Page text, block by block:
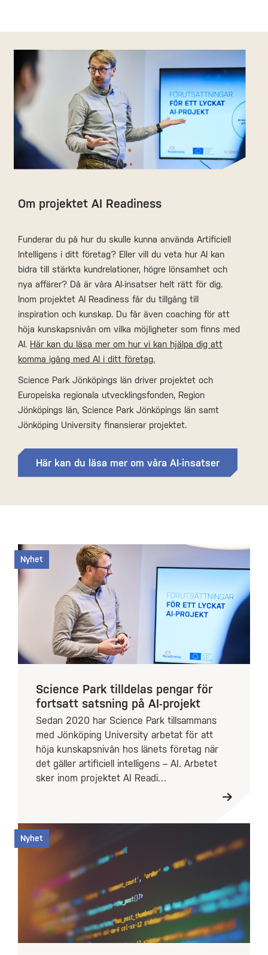
Om projektet AI Readiness
Funderar du på hur du skulle kunna använda Artificiell
Intelligens i ditt företag? Eller vill du veta hur AI kan
bidra till stärkta kundrelationer, högre lönsamhet och
nya affärer? Då är våra AI-insatser helt rätt för dig.
Inom projektet AI Readiness får du tillgång till
inspiration och kunskap. Du får även coaching för att
höja kunskapsnivån om vilka möjligheter som finns med
AI. Här kan du läsa mer om hur vi kan hjälpa dig att
komma igång med AI i ditt företag.
Science Park Jönköpings län driver projektet och
Europeiska regionala utvecklingsfonden, Region
Jönköpings län, Science Park Jönköpings län samt
Jönköping University finansierar projektet.
Här kan du läsa mer om våra AI-insatser
Nyhet
Science Park tilldelas pengar för
fortsatt satsning på AI-projekt
Sedan 2020 har Science Park tillsammans
med Jönköping University arbetat för att
höja kunskapsnivån hos länets företag när
det gäller artificiell intelligens – AI. Arbetet
sker inom projektet AI Readi…
Nyhet